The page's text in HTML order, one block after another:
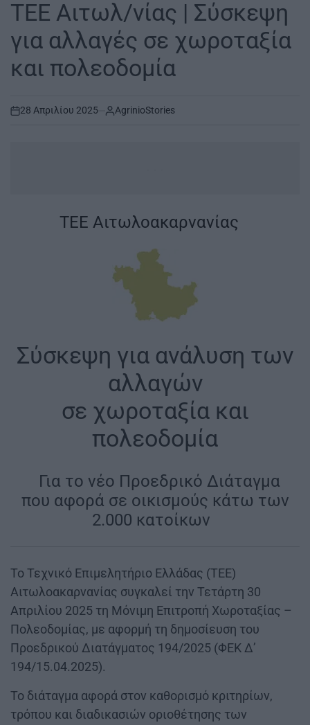
ΤΕΕ Αιτωλ/νίας | Σύσκεψη
για αλλαγές σε χωροταξία
και πολεοδομία
on
28 Απριλίου 2025 AgrinioStories
ΤΕΕ Αιτωλοακαρνανίας
Σύσκεψη για ανάλυση των
αλλαγών
σε χωροταξία και
πολεοδομία
Για το νέο Προεδρικό Διάταγμα
που αφορά σε οικισμούς κάτω των
2.000 κατοίκων
Το Τεχνικό Επιμελητήριο Ελλάδας (ΤΕΕ)
Αιτωλοακαρνανίας συγκαλεί την Τετάρτη 30
Απριλίου 2025 τη Μόνιμη Επιτροπή Χωροταξίας –
Πολεοδομίας, με αφορμή τη δημοσίευση του
Προεδρικού Διατάγματος 194/2025 (ΦΕΚ Δ’
194/15.04.2025).
Το διάταγμα αφορά στον καθορισμό κριτηρίων,
τρόπου και διαδικασιών οριοθέτησης των